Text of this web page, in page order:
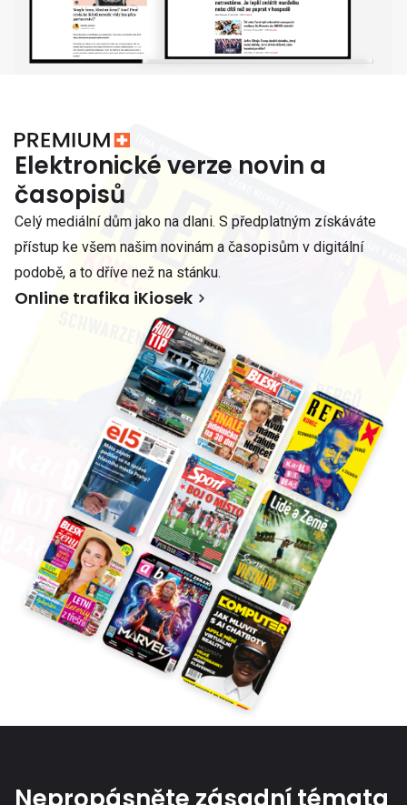
Elektronické verze novin a
časopisů
Celý mediální dům jako na dlani. S předplatným získáváte
přístup ke všem našim novinám a časopisům v digitální
podobě, a to dříve než na stánku.
Online trafika iKiosek